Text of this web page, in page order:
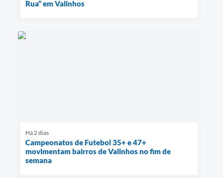
Rua” em Valinhos
Há 2 dias
Campeonatos de Futebol 35+ e 47+
movimentam bairros de Valinhos no fim de
semana